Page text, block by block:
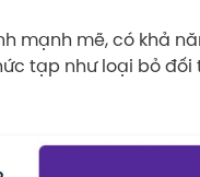
mạnh mẽ, có khả
tạp như loại bỏ